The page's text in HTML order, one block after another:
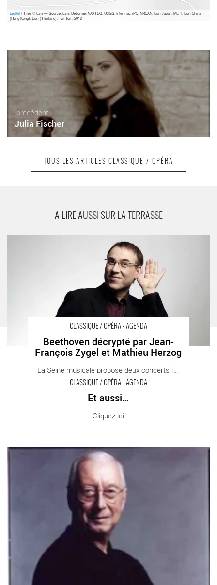
Leaflet| Tiles © Esri — Source: Esri, DeLorme, NAVTEQ, USGS, Intermap, iPC, NRCAN, Esri Japan, METI, Esri China
(Hong Kong), Esri (Thailand), TomTom, 2012
précédent
Julia Fischer
Pierre Boulez
TOUS LES ARTICLES CLASSIQUE / OPÉRA
A LIRE AUSSI SUR LA TERRASSE
CLASSIQUE / OPÉRA - AGENDA
Beethoven décrypté par Jean-
François Zygel et Mathieu Herzog
La Seine musicale propose deux concerts [...]
Beethoven décrypté par Jean-François Zygel et Mathieu Herzog
- Critique sortie Classique / Opéra Boulogne-Billancourt La Seine
CLASSIQUE / OPÉRA - AGENDA
Et aussi…
Cliquez ici
William Christie - Critique sortie Classique / Opéra